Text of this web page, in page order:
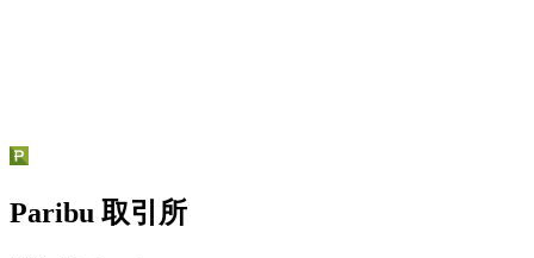
Paribu 取引所